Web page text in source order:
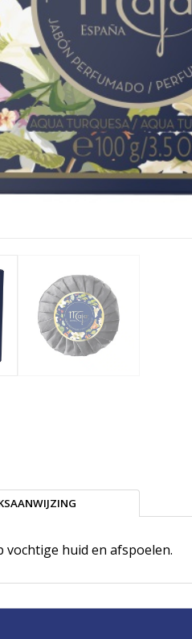
vochtige huid en afspoelen.